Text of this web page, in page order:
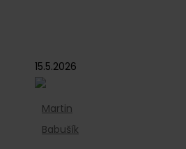
15.5.2026
Martin
Babušík